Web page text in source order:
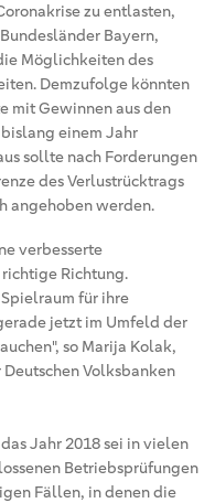
zu entlasten,
Bayern,
Möglichkeiten des
Demzufolge könnten
mit Gewinnen aus den
einem Jahr
sollte nach Forderungen
des Verlustrücktrags
angehoben werden.
verbesserte
Richtung.
für ihre
jetzt im Umfeld der
so Marija Kolak,
Volksbanken
Jahr 2018 sei in vielen
Betriebsprüfungen
Fällen, in denen die